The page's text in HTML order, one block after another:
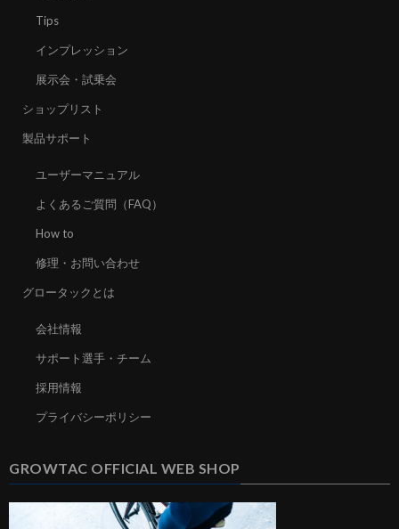
Tips
インプレッション
展示会・試乗会
ショップリスト
製品サポート
ユーザーマニュアル
よくあるご質問（FAQ）
How to
修理・お問い合わせ
グロータックとは
会社情報
サポート選手・チーム
採用情報
プライバシーポリシー
GROWTAC OFFICIAL WEB SHOP